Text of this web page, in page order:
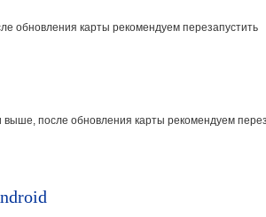
обновления карты рекомендуем перезапустить
после обновления карты рекомендуем